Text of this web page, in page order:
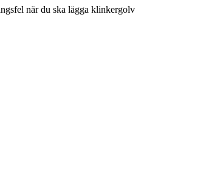
när du ska lägga klinkergolv